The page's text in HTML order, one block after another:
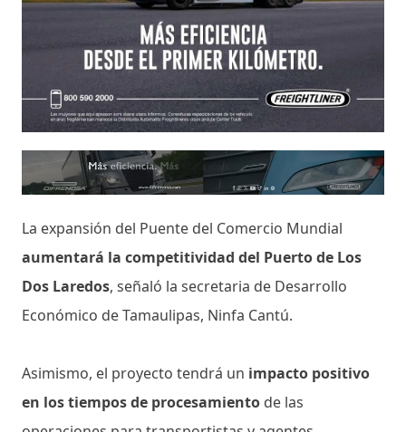
La expansión del Puente del Comercio Mundial
aumentará la competitividad del Puerto de Los
Dos Laredos, señaló la secretaria de Desarrollo
Económico de Tamaulipas, Ninfa Cantú.
Asimismo, el proyecto tendrá un impacto positivo
en los tiempos de procesamiento de las